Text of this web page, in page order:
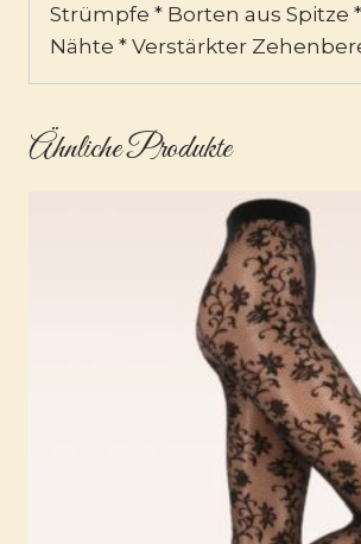
Strümpfe * Borten aus Spitze
Nähte * Verstärkter
Ähnliche Produkte